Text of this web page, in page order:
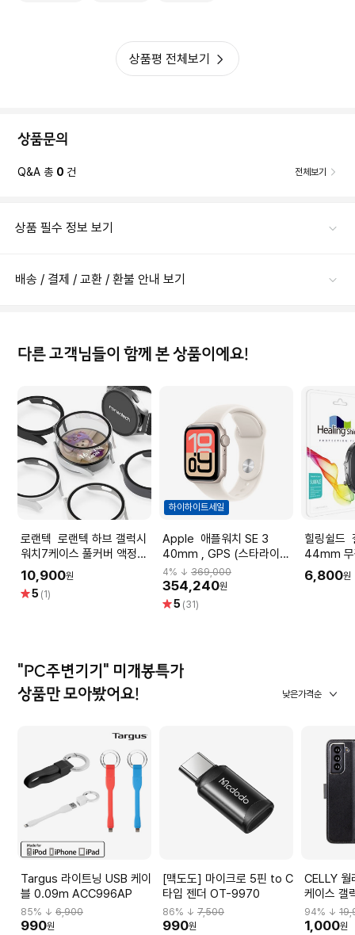
상품평 전체보기
상품문의
Q&A 총 0 건 전체보기
상품 필수 정보 보기
배송 / 결제 / 교환 / 환불 안내 보기
다른 고객님들이 함께 본 상품이에요!
로랜텍 로랜텍 하브 갤럭시
워치7케이스 풀커버 액정보
호 강화유리 44mm 로렌텍
로렌택 로랜택
10,900원
별5 (1)
하이하이트세일
Apple 애플워치 SE 3
40mm , GPS (스타라이트
알루미늄 , 스타라이트 스포
츠 밴드 , S/M)-
[MEH34KH/A]
4% ↓369,000
354,240원
별5 (31)
힐링쉴드 갤럭시워치9
44mm 무
2매
6,800원
"PC주변기기" 미개봉특가
상품만 모아봤어요!
낮은가격순
Targus 라이트닝 USB 케이
블 0.09m ACC996AP
85% ↓ 6,900
990원
[맥도도] 마이크로 5핀 to C
타입 젠더 OT-9970
86% ↓7,500
990원
CELLY 월
케이스 갤
CAS-
94% ↓
1,000원